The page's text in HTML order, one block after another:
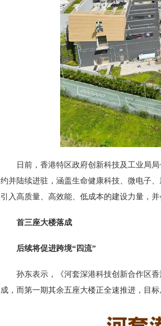
日前，香港特区政府创新科技及工业局局
约并陆续进驻，涵盖生命健康科技、微电子
引入高质量、高效能、低成本的建设力量，
首三座大楼落成
后续将促进跨境“四流”
孙东表示，《河套深港科技创新合作区香
成，而第一期其余五座大楼正全速推进，目